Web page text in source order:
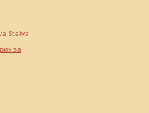
Stelya
за